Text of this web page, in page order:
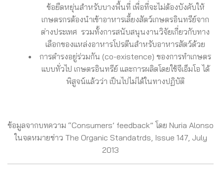
ข้อยืดหยุ่นสำหรับบางพื้นที่ เพื่อที่จะไม่ต้องบังคับให้
เกษตรกรต้องนำเข้าอาหารเลี้ยงสัตว์เกษตรอินทรีย์จาก
ต่างประเทศ รวมทั้งการสนับสนุนงานวิจัยเกี่ยวกับทาง
เลือกของแหล่งอาหารโปรตีนสำหรับอาหารสัตว์ด้วย
การดำรงอยู่ร่วมกัน (co­-existence) ของการทำเกษตร
แบบทั่วไป เกษตรอินทรีย์ และการผลิตโดยใช้จีเอ็มโอ ได้
พิสูจน์แล้วว่า เป็นไปไม่ได้ในทางปฏิบัติ
ข้อมูลจากบทความ “Consumers’ feedback” โดย Nuria Alonso
ในจดหมายข่าว The Organic Standatrds, Issue 147, July
2013